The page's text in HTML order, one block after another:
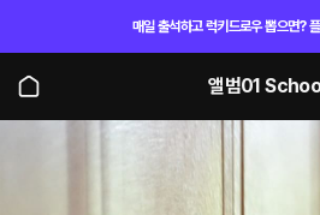
매일 출석하고 럭키드로우 뽑으면?
앨범01